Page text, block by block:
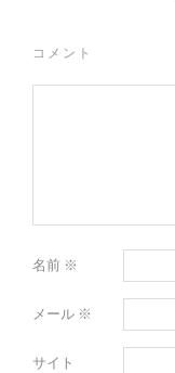
コメント
名前 ※
メール ※
サイト